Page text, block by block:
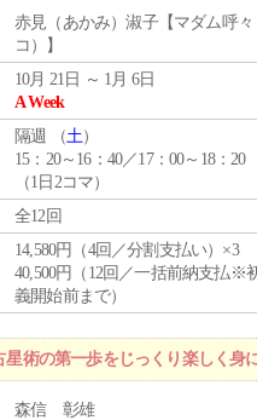
赤見（あかみ）淑子【マダム呼々
コ）】
10月 21日 ～ 1月 6日
A Week
隔週 （土）
15：20～16：40／17：00～18：20
（1日2コマ）
全12回
14,580円（4回／分割支払い）×3
40,500円（12回／一括前納支払※
義開始前まで）
術の第一歩をじっくり楽しく身
森信 彰雄